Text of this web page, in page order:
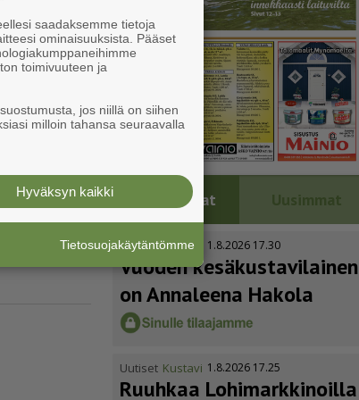
ky­lä­
Luetuimmat Uusimmat
Uutiset Kustavi 1.8.2026 17.30
Vuoden kesäkus­ta­vi­lainen
on Annaleena Hakola
Uutiset Kustavi 1.8.2026 17.25
Ruuhkaa Lohimark­ki­noilla
saadaksemme tietoja
ominaisuuksista. Pääset
toimivuuteen ja
jos niillä on siihen
milloin tahansa seuraavalla
Hyväksyn kaikki
Tietosuojakäytäntömme